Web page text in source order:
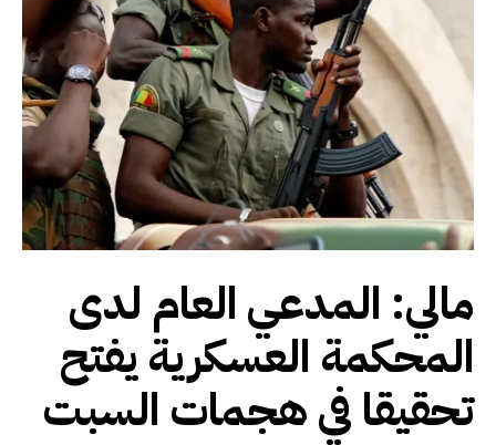
مالي: المدعي العام لدى
المحكمة العسكرية يفتح
تحقيقا في هجمات السبت